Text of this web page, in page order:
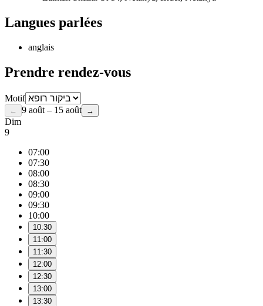
Langues parlées
anglais
Prendre rendez-vous
Motif
← 9 août – 15 août →
Dim
9
07:00
07:30
08:00
08:30
09:00
09:30
10:00
10:30
11:00
11:30
12:00
12:30
13:00
13:30